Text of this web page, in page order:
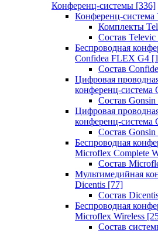
Конференц-системы [336]
Конференц-система
Комплекты
Состав Televic
Беспроводная
Confidea FLEX G4
Состав
Цифровая
конференц-система
Состав
Цифровая
конференц-система
Состав Gonsin
Беспроводная
Microflex Complete
Состав
Мультимедийная
Dicentis [77]
Состав
Беспроводная
Microflex Wireless
Состав